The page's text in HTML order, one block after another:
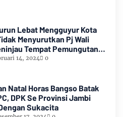
Kota
Menyurutkan Pj Wali
2024
14, 2024 0
Natal Horas Bangso Batak
DPK Se Provinsi Jambi
Sukacita